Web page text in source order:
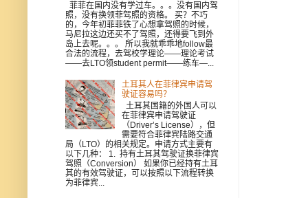
菲菲在国内没有学过车。。。没有国内驾
照，没有换领菲驾照的资格。 买？不巧
的，今年初菲菲铁了心想拿驾照的时候，
马尼拉这边还买不了驾照，还得要飞到外
岛上去呢。。。 所以我就乖乖地follow最
合法的流程，去驾校学理论——理论考试
——去LTO领student permit——练车—...
土耳其人在菲律宾申请驾
驶证容易吗？
土耳其国籍的外国人可以
在菲律宾申请驾驶证
（Driver’s License），但
需要符合菲律宾陆路交通
局（LTO）的相关规定。申请方式主要有
以下几种： 1. 持有土耳其驾驶证换菲律宾
驾照（Conversion） 如果你已经持有土耳
其的有效驾驶证，可以按照以下流程转换
为菲律宾...